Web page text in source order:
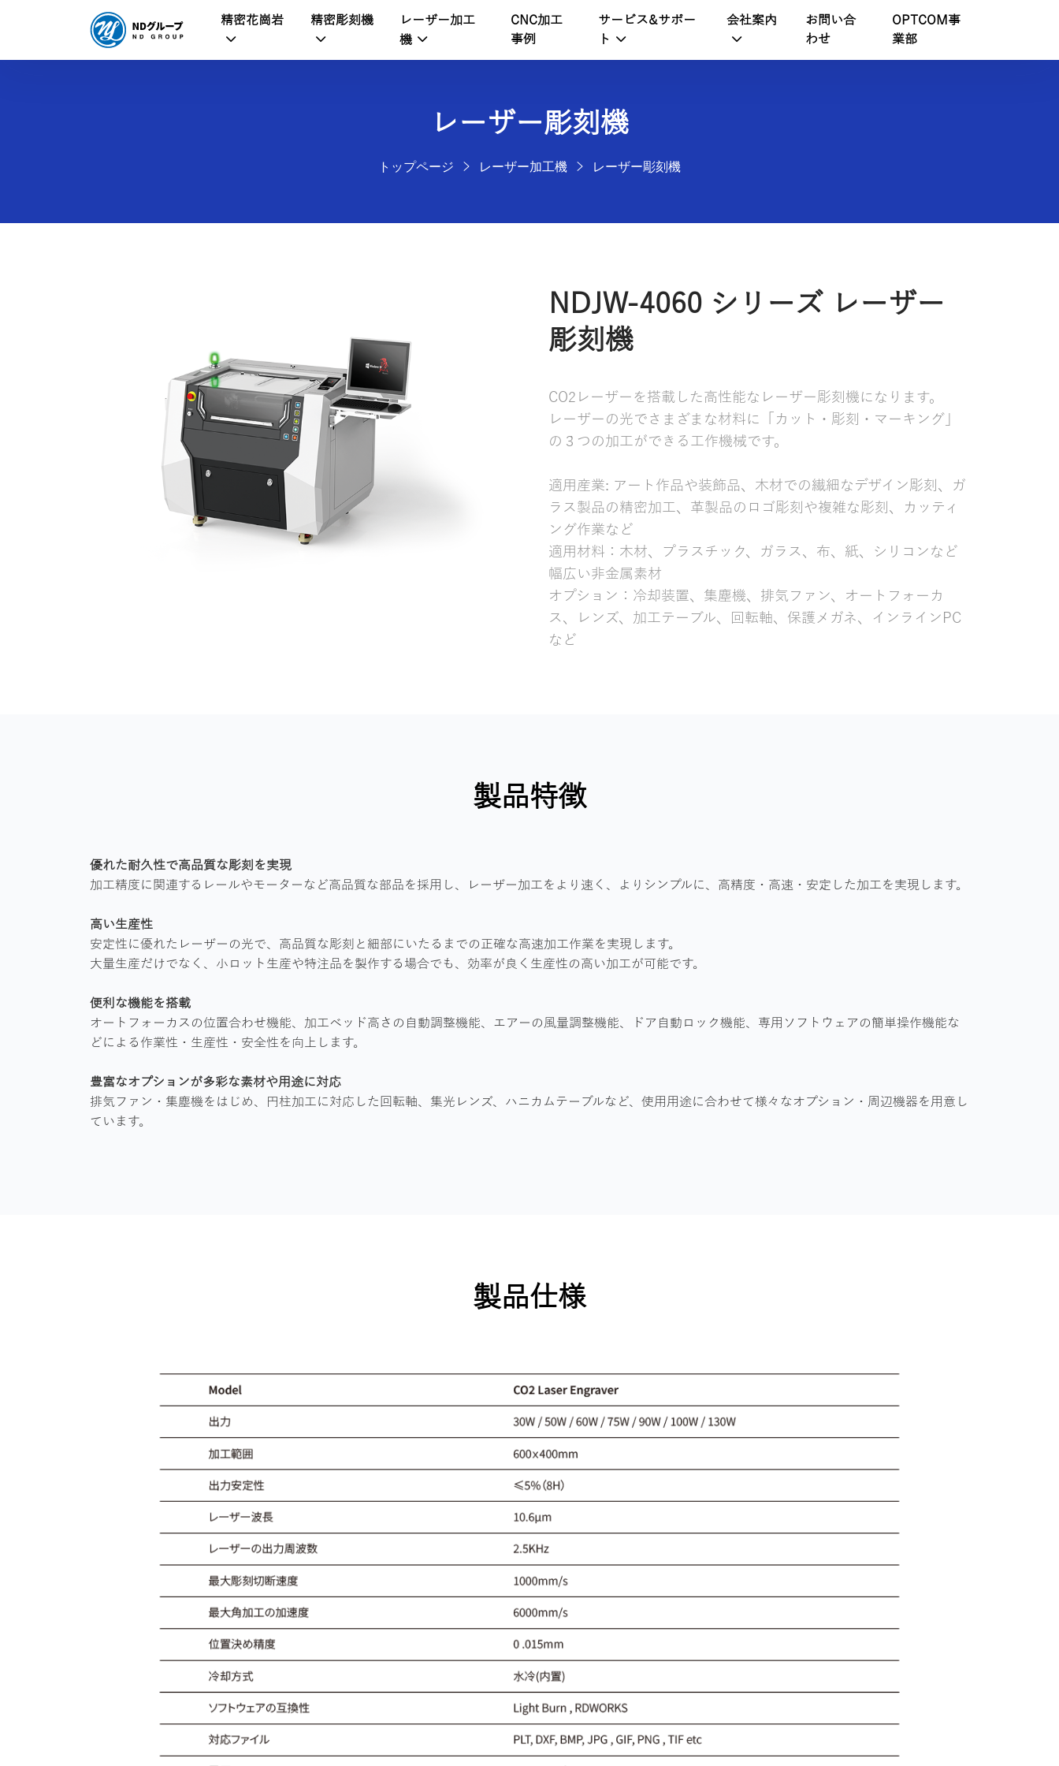
精密花崗岩 精密彫刻機
レーザー加工
機
CNC加工
事例
サービス&サポー
ト
会社案内
お問い合
わせ
OPTCOM事
業部
レーザー彫刻機
トップページ レーザー加工機 レーザー彫刻機
NDJW-4060 シリーズ レーザー
彫刻機
CO2レーザーを搭載した高性能なレーザー彫刻機になります。
レーザーの光でさまざまな材料に「カット・彫刻・マーキング」
の３つの加工ができる工作機械です。
適用産業: アート作品や装飾品、木材での繊細なデザイン彫刻、ガ
ラス製品の精密加工、革製品のロゴ彫刻や複雑な彫刻、カッティ
ング作業など
適用材料：木材、プラスチック、ガラス、布、紙、シリコンなど
幅広い非金属素材
オプション：冷却装置、集塵機、排気ファン、オートフォーカ
ス、レンズ、加工テーブル、回転軸、保護メガネ、インラインPC
など
製品特徴
優れた耐久性で高品質な彫刻を実現
加工精度に関連するレールやモーターなど高品質な部品を採用し、レーザー加工をより速く、よりシンプルに、高精度・高速・安定した加工を実現します。
高い生産性
安定性に優れたレーザーの光で、高品質な彫刻と細部にいたるまでの正確な高速加工作業を実現します。
大量生産だけでなく、小ロット生産や特注品を製作する場合でも、効率が良く生産性の高い加工が可能です。
便利な機能を搭載
オートフォーカスの位置合わせ機能、加工ベッド高さの自動調整機能、エアーの風量調整機能、ドア自動ロック機能、専用ソフトウェアの簡単操作機能な
どによる作業性・生産性・安全性を向上します。
豊富なオプションが多彩な素材や用途に対応
排気ファン・集塵機をはじめ、円柱加工に対応した回転軸、集光レンズ、ハニカムテーブルなど、使用用途に合わせて様々なオプション・周辺機器を用意し
ています。
製品仕様